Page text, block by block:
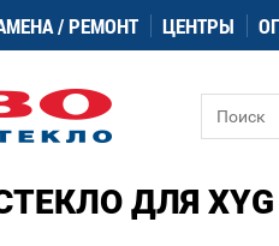
/ РЕМОНТ ЦЕНТРЫ
ДЛЯ